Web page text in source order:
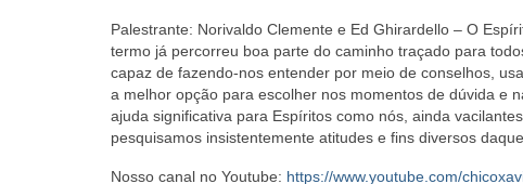
Palestrante: Norivaldo Clemente e Ed Ghirardello – O
termo já percorreu boa parte do caminho traçado para
capaz de fazendo-nos entender por meio de conselhos,
a melhor opção para escolher nos momentos de dúvida e
ajuda significativa para Espíritos como nós, ainda
pesquisamos insistentemente atitudes e fins diversos
Nosso canal no Youtube: https://www.youtube.com/